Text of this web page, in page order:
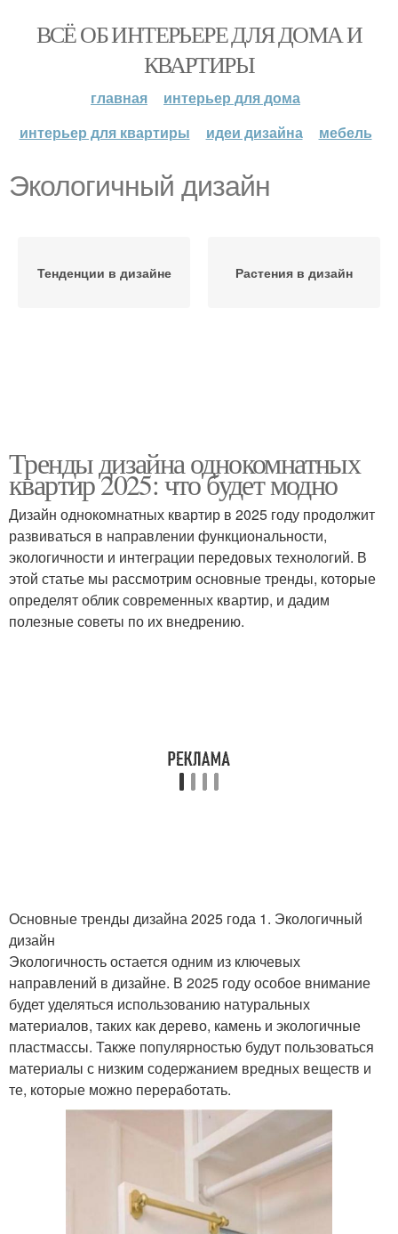
ВСЁ ОБ ИНТЕРЬЕРЕ ДЛЯ ДОМА И
КВАРТИРЫ
главная
интерьер для дома
интерьер для квартиры
идеи дизайна мебель
Экологичный дизайн
Тенденции в дизайне Растения в дизайн
Тренды дизайна однокомнатных
квартир 2025: что будет модно
Дизайн однокомнатных квартир в 2025 году продолжит
развиваться в направлении функциональности,
экологичности и интеграции передовых технологий. В
этой статье мы рассмотрим основные тренды, которые
определят облик современных квартир, и дадим
полезные советы по их внедрению.
Основные тренды дизайна 2025 года 1. Экологичный
дизайн
Экологичность остается одним из ключевых
направлений в дизайне. В 2025 году особое внимание
будет уделяться использованию натуральных
материалов, таких как дерево, камень и экологичные
пластмассы. Также популярностью будут пользоваться
материалы с низким содержанием вредных веществ и
те, которые можно переработать.